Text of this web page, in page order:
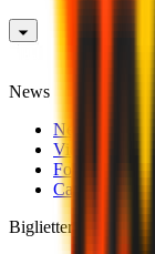
News
News
Video
Fotogallery
Calciomercato
Biglietteria